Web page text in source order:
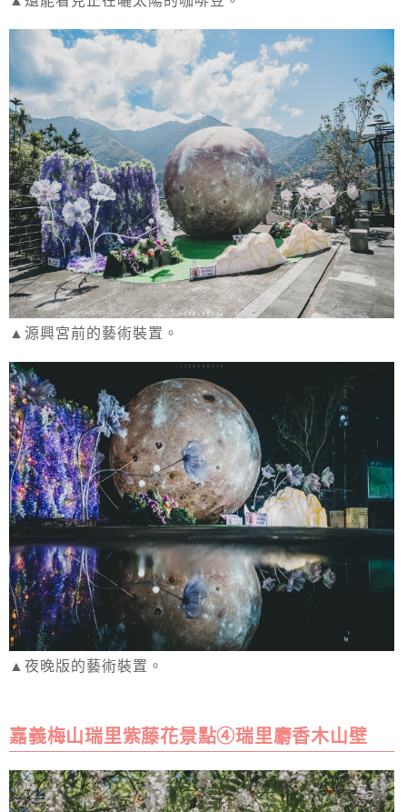
▲源興宮前的藝術裝置。
▲夜晚版的藝術裝置。
嘉義梅山瑞里紫藤花景點④瑞里麝香木山壁